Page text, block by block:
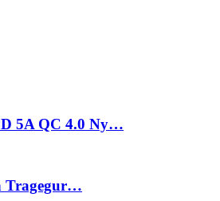
5A QC 4.0 Ny…
Tragegur…